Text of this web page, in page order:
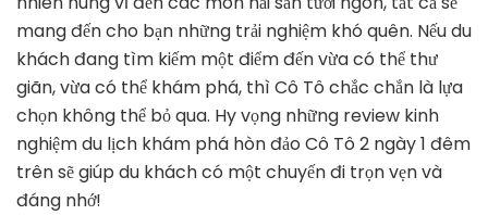
mang đến cho bạn những trải nghiệm khó quên. Nếu du
khách đang tìm kiếm một điểm đến vừa có thể thư
giãn, vừa có thể khám phá, thì Cô Tô chắc chắn là lựa
chọn không thể bỏ qua. Hy vọng những review kinh
nghiệm du lịch khám phá hòn đảo Cô Tô 2 ngày 1 đêm
trên sẽ giúp du khách có một chuyến đi trọn vẹn và
đáng nhớ!